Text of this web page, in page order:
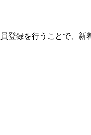
登録を行うことで、新